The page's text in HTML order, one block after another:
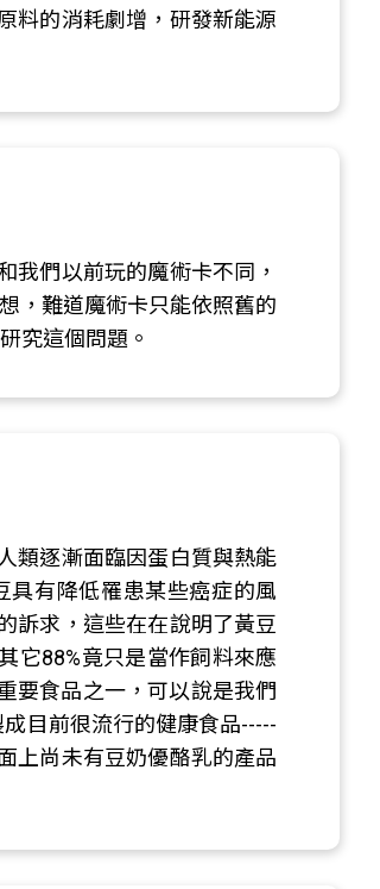
料的消耗劇增，研發新能源
我們以前玩的魔術卡不同，
，難道魔術卡只能依照舊的
究這個問題。
類逐漸面臨因蛋白質與熱能
具有降低罹患某些癌症的風
訴求，這些在在說明了黃豆
它88%竟只是當作飼料來應
要食品之一，可以說是我們
目前很流行的健康食品-----
上尚未有豆奶優酪乳的產品